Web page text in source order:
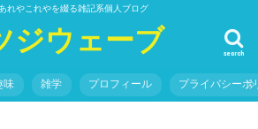
れやこれやを綴る雑記系個人ブログ
ジウェーブ search
味 雑学 プロフィール プライバシーポ